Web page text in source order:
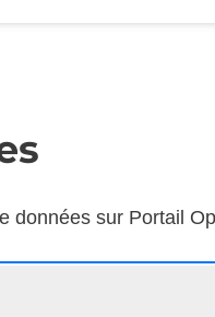
données sur Portail